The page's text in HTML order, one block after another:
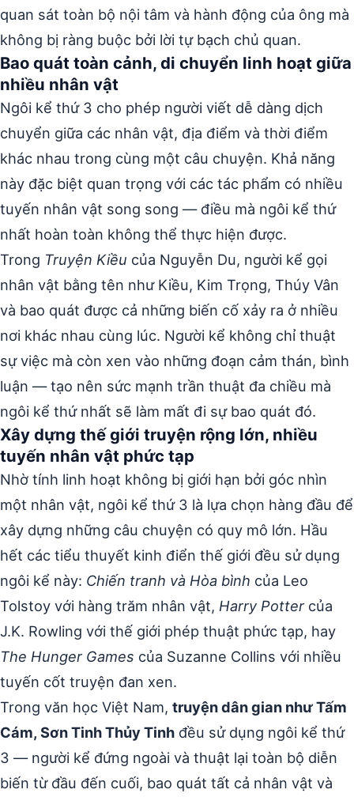
quan sát toàn bộ nội tâm và hành động của ông mà
không bị ràng buộc bởi lời tự bạch chủ quan.
Bao quát toàn cảnh, di chuyển linh hoạt giữa
nhiều nhân vật
Ngôi kể thứ 3 cho phép người viết dễ dàng dịch
chuyển giữa các nhân vật, địa điểm và thời điểm
khác nhau trong cùng một câu chuyện. Khả năng
này đặc biệt quan trọng với các tác phẩm có nhiều
tuyến nhân vật song song — điều mà ngôi kể thứ
nhất hoàn toàn không thể thực hiện được.
Trong Truyện Kiều của Nguyễn Du, người kể gọi
nhân vật bằng tên như Kiều, Kim Trọng, Thúy Vân
và bao quát được cả những biến cố xảy ra ở nhiều
nơi khác nhau cùng lúc. Người kể không chỉ thuật
sự việc mà còn xen vào những đoạn cảm thán, bình
luận — tạo nên sức mạnh trần thuật đa chiều mà
ngôi kể thứ nhất sẽ làm mất đi sự bao quát đó.
Xây dựng thế giới truyện rộng lớn, nhiều
tuyến nhân vật phức tạp
Nhờ tính linh hoạt không bị giới hạn bởi góc nhìn
một nhân vật, ngôi kể thứ 3 là lựa chọn hàng đầu để
xây dựng những câu chuyện có quy mô lớn. Hầu
hết các tiểu thuyết kinh điển thế giới đều sử dụng
ngôi kể này: Chiến tranh và Hòa bình của Leo
Tolstoy với hàng trăm nhân vật, Harry Pottercủa
J.K. Rowling với thế giới phép thuật phức tạp, hay
The Hunger Games của Suzanne Collins với nhiều
tuyến cốt truyện đan xen.
Trong văn học Việt Nam, truyện dân gian như Tấm
Cám, Sơn Tinh Thủy Tinh đều sử dụng ngôi kể thứ
3 — người kể đứng ngoài và thuật lại toàn bộ diễn
biến từ đầu đến cuối, bao quát tất cả nhân vật và